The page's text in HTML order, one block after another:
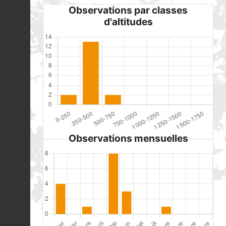
Observations par classes
d'altitudes
Observations mensuelles